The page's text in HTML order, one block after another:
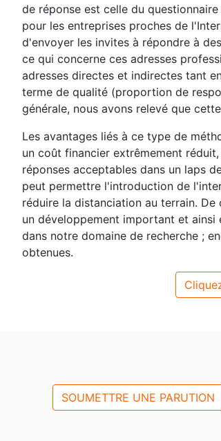
de réponse est celle du
pour les entreprises proches de
d'envoyer les invites à répondre à
ce qui concerne ces adresses
adresses directes et indirectes tant
terme de qualité (proportion de
générale, nous avons relevé que
Les avantages liés à ce type de
un coût financier extrêmement
réponses acceptables dans un laps
peut permettre l'introduction de
réduire la distanciation au terrain.
un développement important et ainsi
dans notre domaine de recherche ;
obtenues.
SOUMETTRE UNE PARUTION